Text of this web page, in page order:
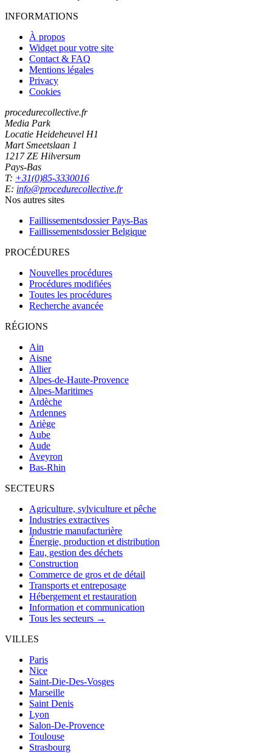
INFORMATIONS
À propos
Widget pour votre site
Contact & FAQ
Mentions légales
Privacy
Cookies
procedurecollective.fr
Media Park
Locatie Heideheuvel H1
Mart Smeetslaan 1
1217 ZE Hilversum
Pays-Bas
T: +31(0)85-3330016
E: info@procedurecollective.fr
Nos autres sites
Faillissementsdossier Pays-Bas
Faillissementsdossier Belgique
PROCÉDURES
Nouvelles procédures
Procédures modifiées
Toutes les procédures
Recherche avancée
RÉGIONS
Ain
Aisne
Allier
Alpes-de-Haute-Provence
Alpes-Maritimes
Ardèche
Ardennes
Ariège
Aube
Aude
Aveyron
Bas-Rhin
SECTEURS
Agriculture, sylviculture et pêche
Industries extractives
Industrie manufacturière
Énergie, production et distribution
Eau, gestion des déchets
Construction
Commerce de gros et de détail
Transports et entreposage
Hébergement et restauration
Information et communication
Tous les secteurs →
VILLES
Paris
Nice
Saint-Die-Des-Vosges
Marseille
Saint Denis
Lyon
Salon-De-Provence
Toulouse
Strasbourg